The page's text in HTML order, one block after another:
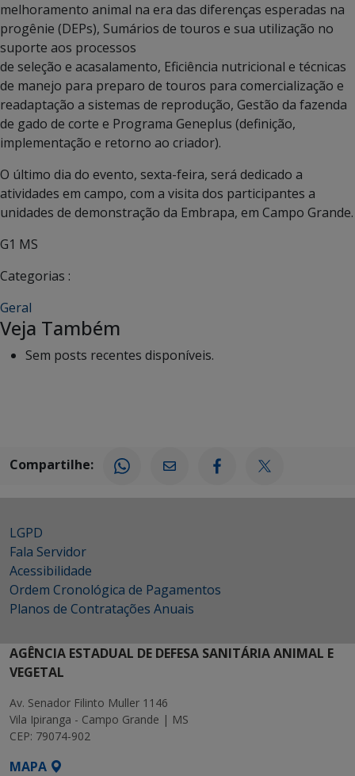
melhoramento animal na era das diferenças esperadas na
progênie (DEPs), Sumários de touros e sua utilização no
suporte aos processos
de seleção e acasalamento, Eficiência nutricional e técnicas
de manejo para preparo de touros para comercialização e
readaptação a sistemas de reprodução, Gestão da fazenda
de gado de corte e Programa Geneplus (definição,
implementação e retorno ao criador).
O último dia do evento, sexta-feira, será dedicado a
atividades em campo, com a visita dos participantes a
unidades de demonstração da Embrapa, em Campo Grande.
G1 MS
Categorias :
Geral
Veja Também
Sem posts recentes disponíveis.
Compartilhe:
LGPD
Fala Servidor
Acessibilidade
Ordem Cronológica de Pagamentos
Planos de Contratações Anuais
AGÊNCIA ESTADUAL DE DEFESA SANITÁRIA ANIMAL E
VEGETAL
Av. Senador Filinto Muller 1146
Vila Ipiranga - Campo Grande | MS
CEP: 79074-902
MAPA